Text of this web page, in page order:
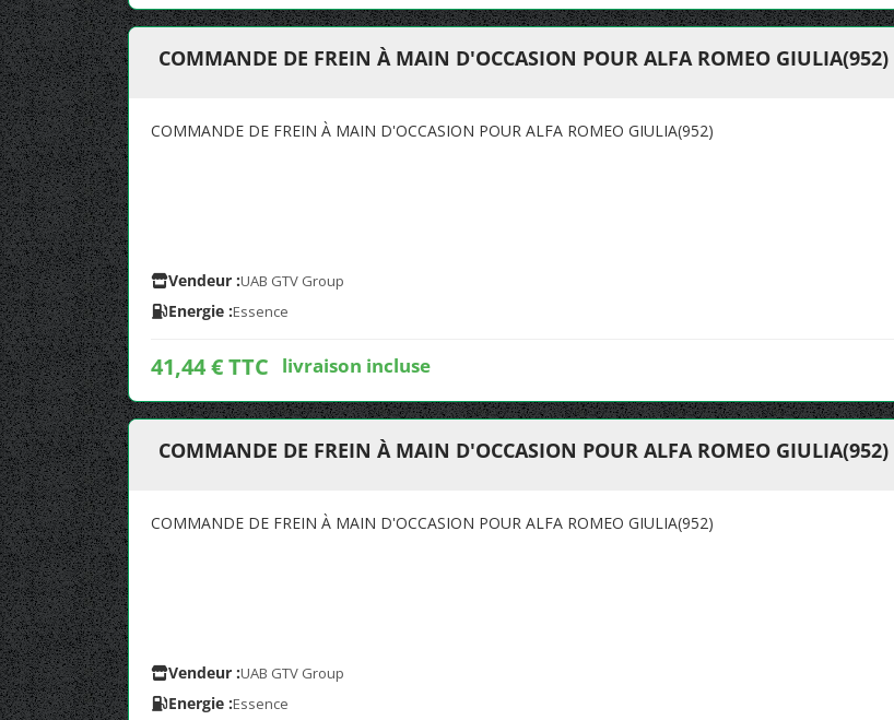
COMMANDE DE FREIN À MAIN D'OCCASION POUR ALFA ROMEO GIULIA(952)
COMMANDE DE FREIN À MAIN D'OCCASION POUR ALFA ROMEO GIULIA(952)
Vendeur :UAB GTV Group
Energie :Essence
41,44 € TTC livraison incluse
COMMANDE DE FREIN À MAIN D'OCCASION POUR ALFA ROMEO GIULIA(952)
COMMANDE DE FREIN À MAIN D'OCCASION POUR ALFA ROMEO GIULIA(952)
Vendeur :UAB GTV Group
Energie :Essence